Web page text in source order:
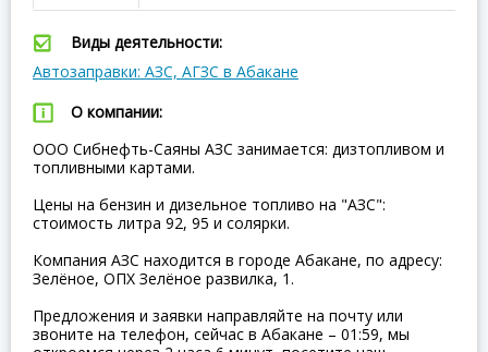
Виды деятельности:
Автозаправки: АЗС, АГЗС в Абакане
О компании:
ООО Сибнефть-Саяны АЗС занимается: дизтопливом и
топливными картами.
Цены на бензин и дизельное топливо на "АЗС":
стоимость литра 92, 95 и солярки.
Компания АЗС находится в городе Абакане, по адресу:
Зелёное, ОПХ Зелёное развилка, 1.
Предложения и заявки направляйте на почту или
звоните на телефон, сейчас в Абакане – 01:59, мы